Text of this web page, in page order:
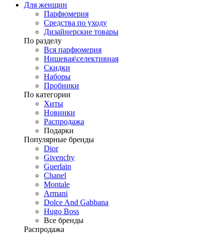
Для женщин
Парфюмерия
Средства по уходу
Дизайнерские товары
По разделу
Вся парфюмерия
Нишевая\селективная
Скидки
Наборы
Пробники
По категории
Хиты
Новинки
Распродажа
Подарки
Популярные бренды
Dior
Givenchy
Guerlain
Chanel
Montale
Armani
Dolce And Gabbana
Hugo Boss
Все бренды
Распродажа